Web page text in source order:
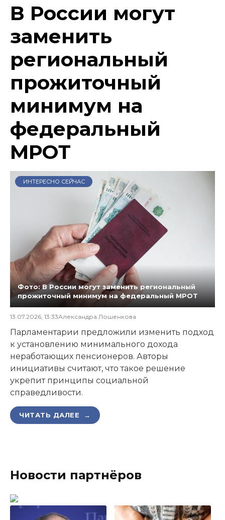
В России могут
заменить
региональный
прожиточный
минимум на
федеральный
МРОТ
ИНТЕРЕСНО СЕЙЧАС
Фото: В России могут заменить региональный
прожиточный минимум на федеральный МРОТ
13.07.2026, 13:33Александра Лошенкова
Парламентарии предложили изменить подход
к установлению минимального дохода
неработающих пенсионеров. Авторы
инициативы считают, что такое решение
укрепит принципы социальной
справедливости.
ЧИТАТЬ ДАЛЕЕ →
Новости партнёров